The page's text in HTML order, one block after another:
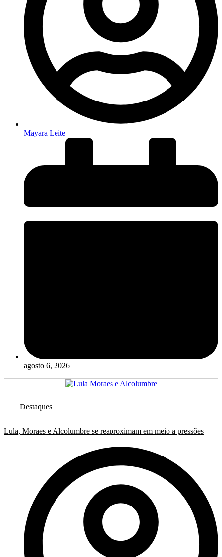
Mayara Leite
agosto 6, 2026
Destaques
Lula, Moraes e Alcolumbre se reaproximam em meio a pressões